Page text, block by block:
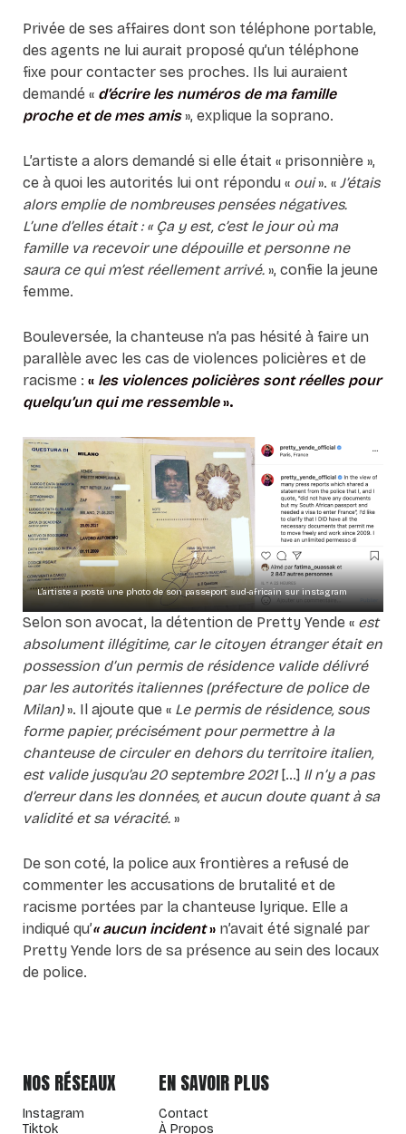
Privée de ses affaires dont son téléphone portable,
des agents ne lui aurait proposé qu’un téléphone
fixe pour contacter ses proches. Ils lui auraient
demandé « d’écrire les numéros de ma famille
proche et de mes amis», explique la soprano.
L’artiste a alors demandé si elle était « prisonnière »,
ce à quoi les autorités lui ont répondu « oui». «J’étais
alors emplie de nombreuses pensées négatives.
L’une d’elles était : « Ça y est, c’est le jour où ma
famille va recevoir une dépouille et personne ne
saura ce qui m’est réellement arrivé.», confie la jeune
femme.
Bouleversée, la chanteuse n’a pas hésité à faire un
parallèle avec les cas de violences policières et de
racisme : «les violences policières sont réelles pour
quelqu’un qui me ressemble».
L’artiste a posté une photo de son passeport sud-africain sur instagram
Selon son avocat, la détention de Pretty Yende « est
absolument illégitime, car le citoyen étranger était en
possession d’un permis de résidence valide délivré
par les autorités italiennes (préfecture de police de
Milan)». Il ajoute que « Le permis de résidence, sous
forme papier, précisément pour permettre à la
chanteuse de circuler en dehors du territoire italien,
est valide jusqu’au 20 septembre 2021[…] Il n’y a pas
d’erreur dans les données, et aucun doute quant à sa
validité et sa véracité. »
De son coté, la police aux frontières a refusé de
commenter les accusations de brutalité et de
racisme portées par la chanteuse lyrique. Elle a
indiqué qu’« aucun incident»n’avait été signalé par
Pretty Yende lors de sa présence au sein des locaux
de police.
NOS RÉSEAUX
Instagram
Tiktok
EN SAVOIR PLUS
Contact
À Propos